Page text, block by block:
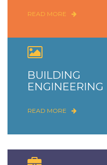
READ MORE
BUILDING
ENGINEERING
READ MORE